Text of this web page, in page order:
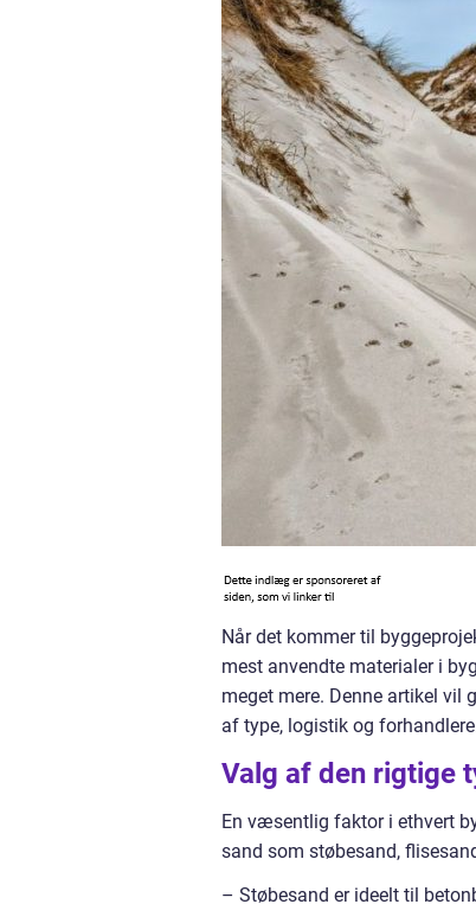
Når det kommer til
mest anvendte materialer i
meget mere. Denne artikel vil
af type, logistik og
Valg af den rigtige
En væsentlig faktor i ethvert
sand som støbesand,
– Støbesand er ideelt til